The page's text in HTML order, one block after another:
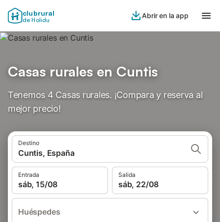
clubrural
de Holidu
Abrir en la app
Casas rurales en Cuntis
Tenemos 4 Casas rurales. ¡Compara y reserva al
mejor precio!
Destino
Cuntis, España
Entrada
sáb, 15/08
Salida
sáb, 22/08
Huéspedes